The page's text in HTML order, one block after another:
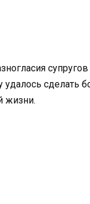
сделать
жизни.